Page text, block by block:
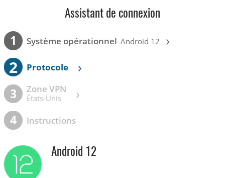
Assistant de connexion
1 Système opérationnel Android 12 ›
2 Protocole ›
3 Zone VPN
États-Unis ›
4 Instructions
Android 12